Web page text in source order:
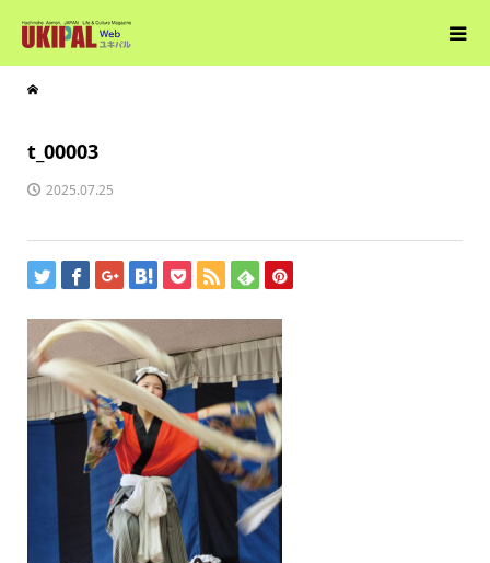
t_00003
2025.07.25